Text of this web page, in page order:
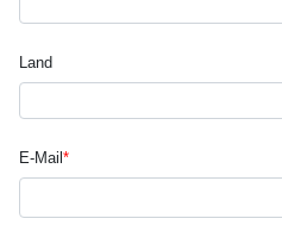
Land
E-Mail *